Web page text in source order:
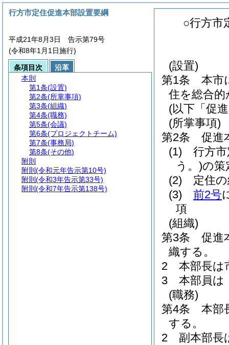
○行方市
(設置)
第1条
本市
住を総合
(以下「促
(所掌事項)
第2条
促進
(1)
行方
う。)の策
(2)
定住
(3)
前2号
項
(組織)
第3条
促進
織する。
2
本部長は
3
本部員は
(職務)
第4条
本部
する。
2
副本部長
行方市定住促進本部設置要綱
平成21年8月3日 告示第79号
(令和8年1月1日施行)
条項目次
沿革
本則
第1条(設置)
第2条(所掌事項)
第3条(組織)
第4条(職務)
第5条(会議)
第6条(プロジェクトチーム)
第7条(事務局)
第8条(その他)
附則
附則 (令和元年告示第10号)
附則 (令和3年告示第33号)
附則 (令和7年告示第138号)